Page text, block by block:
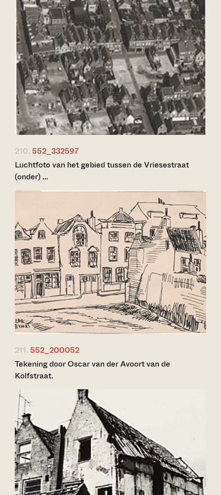
210. 552_332597
Luchtfoto van het gebied tussen de Vriesestraat
(onder) …
211. 552_200052
Tekening door Oscar van der Avoort van de
Kolfstraat.